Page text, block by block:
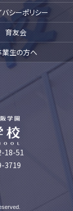
バシーポリシー
育友会
業生の方へ
18-51
3719